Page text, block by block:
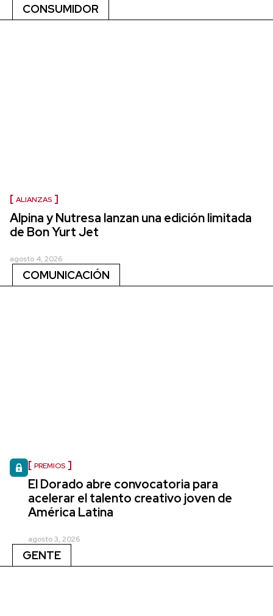
CONSUMIDOR
ALIANZAS
Alpina y Nutresa lanzan una edición limitada
de Bon Yurt Jet
agosto 4, 2026
COMUNICACIÓN
PREMIOS
El Dorado abre convocatoria para
acelerar el talento creativo joven de
América Latina
agosto 3, 2026
GENTE